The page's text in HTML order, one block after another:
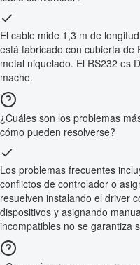
El cable mide 1,3 m de
está fabricado con cubierta de
metal niquelado. El RS232 es
macho.
¿Cuáles son los problemas
cómo pueden resolverse?
Los problemas frecuentes
conflictos de controlador o
resuelven instalando el driver
dispositivos y asignando
incompatibles no se garantiza